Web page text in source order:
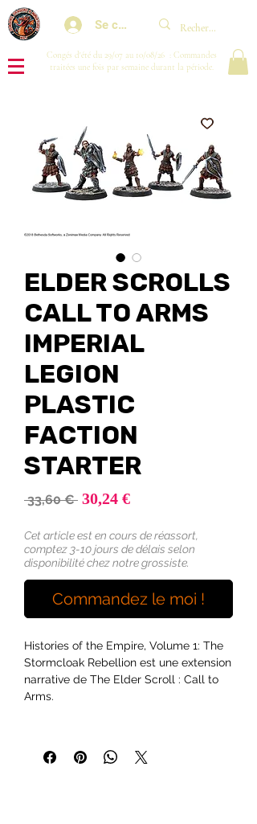
Se connecter
Congés d'été du 29/07 au 10/08/26 : Commandes
traitées une fois par semaine durant la période.
ELDER SCROLLS
CALL TO ARMS
IMPERIAL
LEGION
PLASTIC
FACTION
STARTER
33,60 € Prix
30,24 €Prix
Cet article est en cours de réassort,
comptez 3-10 jours de délais selon
disponibilité chez notre grossiste.
Commandez le moi !
Histories of the Empire, Volume 1: The
Stormcloak Rebellion est une extension
narrative de The Elder Scroll : Call to
Arms.
part à des événements cruciaux tels
que la recherche de la couronne